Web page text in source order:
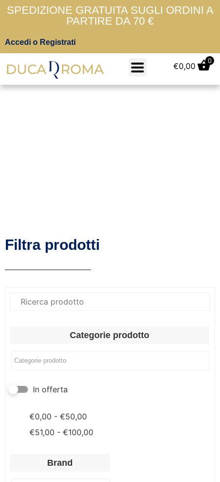
SPEDIZIONE GRATUITA SUGLI ORDINI A
PARTIRE DA 70 €
Accedi o Registrati
€0,00
0
Filtra prodotti
Categorie prodotto
In offerta
€0,00 - €50,00
€51,00 - €100,00
Brand